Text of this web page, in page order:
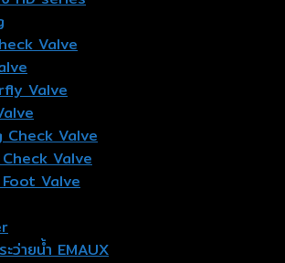
Valve
Valve
Check Valve
Valve
Valve
ว่ายน้ำ EMAUX